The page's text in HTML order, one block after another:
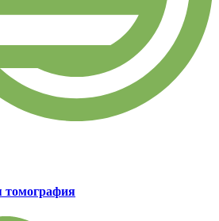
томография